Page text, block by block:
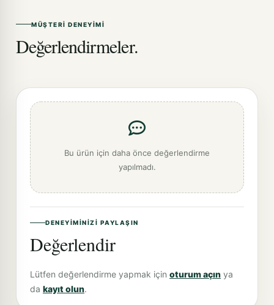
MÜŞTERI DENEYIMI
Değerlendirmeler.
Bu ürün için daha önce değerlendirme
yapılmadı.
DENEYIMINIZI PAYLAŞIN
Değerlendir
Lütfen değerlendirme yapmak için oturum açın ya
da kayıt olun.